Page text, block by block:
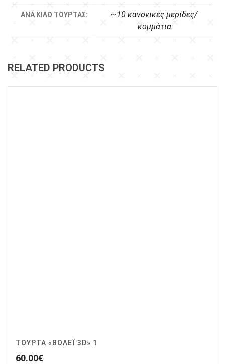
ΑΝΆ ΚΙΛΌ ΤΟΎΡΤΑΣ:
~10 κανονικές μερίδες/
κομμάτια
RELATED PRODUCTS
ΤΟΎΡΤΑ «ΒΌΛΕΪ 3D» 1
60.00€